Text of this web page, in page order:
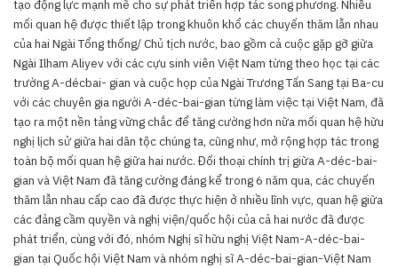
tạo động lực mạnh mẽ cho sự phát triển hợp tác song phương. Nhiều
mối quan hệ được thiết lập trong khuôn khổ các chuyến thăm lẫn nhau
của hai Ngài Tổng thống/ Chủ tịch nước, bao gồm cả cuộc gặp gỡ giữa
Ngài Ilham Aliyev với các cựu sinh viên Việt Nam từng theo học tại các
trường A-décbai- gian và cuộc họp của Ngài Trương Tấn Sang tại Ba-cu
với các chuyên gia người A-déc-bai-gian từng làm việc tại Việt Nam, đã
tạo ra một nền tảng vững chắc để tăng cường hơn nữa mối quan hệ hữu
nghị lịch sử giữa hai dân tộc chúng ta, cũng như, mở rộng hợp tác trong
toàn bộ mối quan hệ giữa hai nước. Đối thoại chính trị giữa A-déc-bai-
gian và Việt Nam đã tăng cường đáng kể trong 6 năm qua, các chuyến
thăm lẫn nhau cấp cao đã được thực hiện ở nhiều lĩnh vực, quan hệ giữa
các đảng cầm quyền và nghị viện/quốc hội của cả hai nước đã được
phát triển, cùng với đó, nhóm Nghị sĩ hữu nghị Việt Nam-A-déc-bai-
gian tại Quốc hội Việt Nam và nhóm nghị sĩ A-déc-bai-gian-Việt Nam